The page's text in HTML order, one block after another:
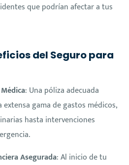
que podrían afectar a tus
del Seguro para
: Una póliza adecuada
gama de gastos médicos,
hasta intervenciones
Asegurada: Al inicio de tu